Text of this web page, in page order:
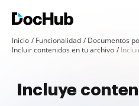
Inicio Funcionalidad
Documentos
Incluir contenidos en tu archivo
Incluye